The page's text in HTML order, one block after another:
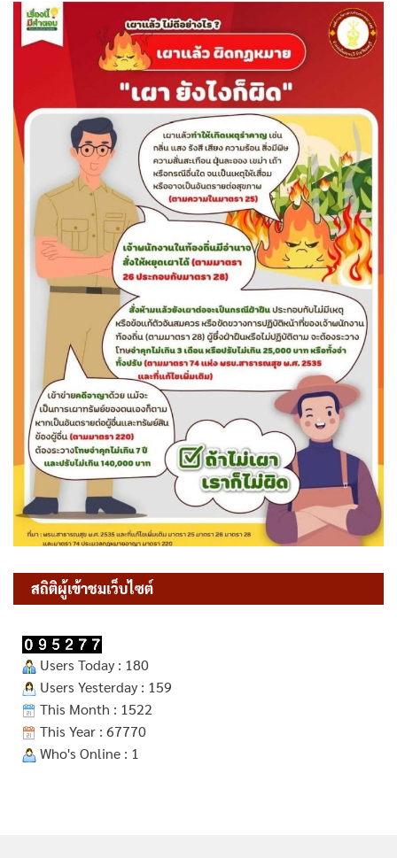
สถิติผู้เข้าชมเว็บไซต์
Users Today : 180
Users Yesterday : 159
This Month : 1522
This Year : 67770
Who's Online : 1